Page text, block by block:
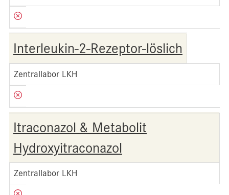
Interleukin-2-Rezeptor-löslich
Zentrallabor LKH
Itraconazol & Metabolit
Hydroxyitraconazol
Zentrallabor LKH